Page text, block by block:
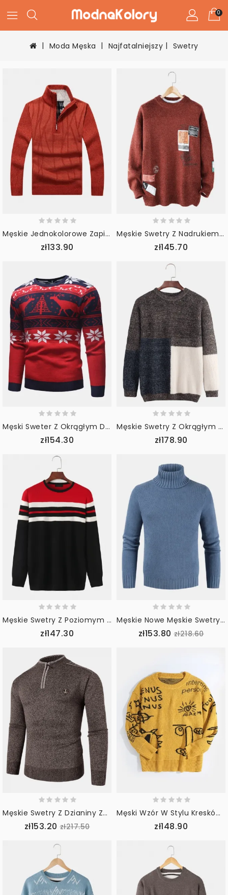
0
Moda Męska Najfatalniejszy Swetry
Męskie Jednokolorowe Zapinane Na Zamek Ciepłe Swetry Z Dzianiny
zł133.90
Męskie Swetry Z Nadrukiem Z Okrągłym Dekoltem I Ramionami
zł145.70
Męski Sweter Z Okrągłym Dekoltem I Okrągłym Dekoltem O Regularnym Kroju Codzienny Sweter Z Dzianiny
zł154.30
Męskie Swetry Z Okrągłym Dekoltem Trend Moda Luźne Grube Szwy Kontrastowe Kolory
zł178.90
Męskie Swetry Z Poziomym Paskiem Z Okrągłym Dekoltem Casual Swetry Z Długim Rękawem
zł147.30
Męskie Nowe Męskie Swetry Z Wysokim Kołnierzem Do Samodzielnej Uprawy W Jednolitym Kolorze
zł153.80 zł218.60
Męskie Swetry Z Dzianiny Zapinane Na Zamek Z Przodu
zł153.20 zł217.50
Męski Wzór W Stylu Kreskówki Z Okrągłym Dekoltem I Dzianiną Na Co Dzień Z Pulowerem
zł148.90